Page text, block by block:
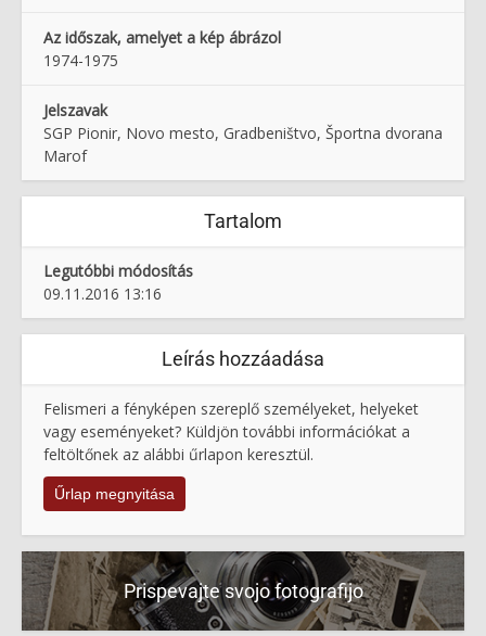
Az időszak, amelyet a kép ábrázol
1974-1975
Jelszavak
SGP Pionir, Novo mesto, Gradbeništvo, Športna dvorana
Marof
Tartalom
Legutóbbi módosítás
09.11.2016 13:16
Leírás hozzáadása
Felismeri a fényképen szereplő személyeket, helyeket
vagy eseményeket? Küldjön további információkat a
feltöltőnek az alábbi űrlapon keresztül.
Űrlap megnyitása
Prispevajte svojo fotografijo